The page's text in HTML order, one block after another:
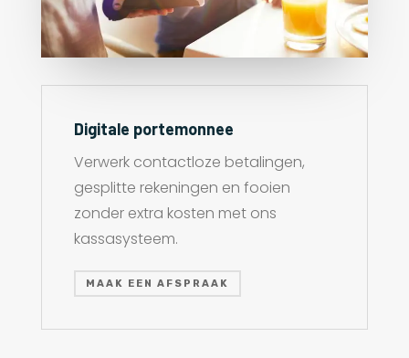
Digitale portemonnee
Verwerk contactloze betalingen,
gesplitte rekeningen en fooien
zonder extra kosten met ons
kassasysteem.
MAAK EEN AFSPRAAK